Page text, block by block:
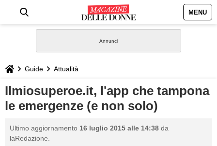
MENU
STILE
BIOGRAFIE
DEFINIZIONI
Guide Attualità
Ilmiosuperoe.it, l'app che tampona
le emergenze (e non solo)
Ultimo aggiornamento 16 luglio 2015 alle 14:38 da
laRedazione.